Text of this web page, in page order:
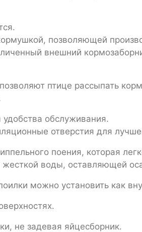
позволяющей
внешний
птице рассыпать
обслуживания.
отверстия для
поения, которая
жесткой воды, оставляющей
можно установить как
не задевая яйцесборник.